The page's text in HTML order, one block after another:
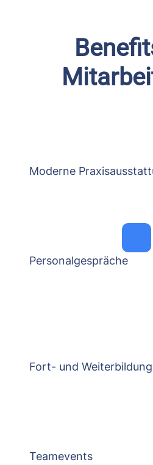
Moderne
Personalgespräche
Fort- und Weiterbildung
Teamevents